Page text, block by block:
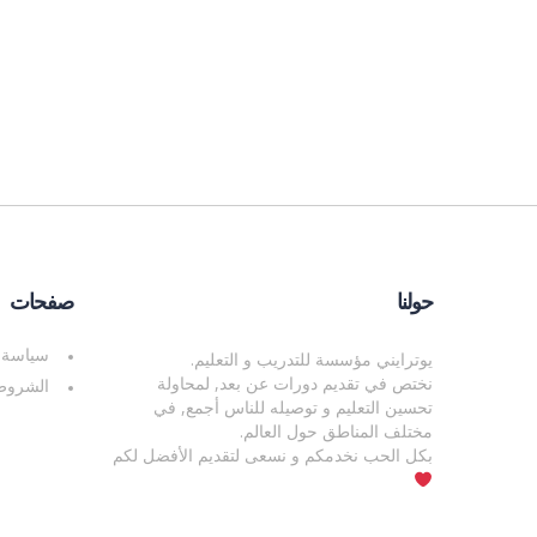
حولنا
يوترايني مؤسسة للتدريب و التعليم.
نختص في تقديم دورات عن بعد, لمحاولة
تحسين التعليم و توصيله للناس أجمع, في
مختلف المناطق حول العالم.
بكل الحب نخدمكم و نسعى لتقديم الأفضل لكم
صفحات